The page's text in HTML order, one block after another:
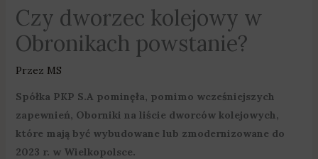
Czy dworzec kolejowy w
Obronikach powstanie?
Przez MS
Spółka PKP S.A pominęła, pomimo wcześniejszych
zapewnień, Oborniki na liście dworców kolejowych,
które mają być wybudowane lub zmodernizowane do
2023 r. w Wielkopolsce.